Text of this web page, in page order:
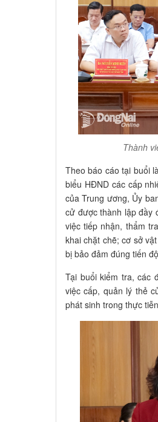
Thành
Theo báo cáo tại buổi
biểu HĐND các cấp
của Trung ương, Ủy
cử được thành lập đầy
việc tiếp nhận, thẩm
khai chặt chẽ; cơ sở
bị bảo đảm đúng tiến
Tại buổi kiểm tra, các
việc cấp, quản lý thẻ
phát sinh trong thực